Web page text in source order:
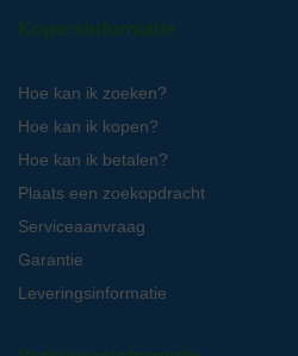
Kopersinformatie
Hoe kan ik zoeken?
Hoe kan ik kopen?
Hoe kan ik betalen?
Plaats een zoekopdracht
Serviceaanvraag
Garantie
Leveringsinformatie